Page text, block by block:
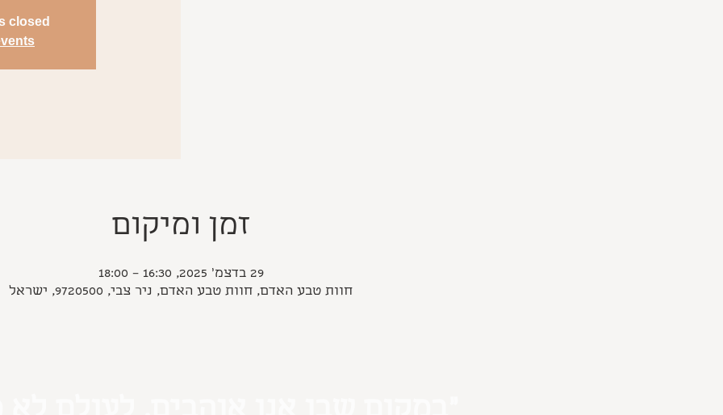
closed
זמן ומיקום
29 בדצמ׳ 2025, 16:30 – 18:00
חוות טבע האדם, חוות טבע האדם, ניר צבי, 9720500, ישראל